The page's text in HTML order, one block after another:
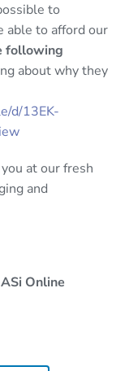
to
able to afford our
following
about why they
d/13EK-
at our fresh
and
Online